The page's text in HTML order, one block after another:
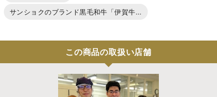
サンショクのブランド黒毛和牛「伊賀牛...
この商品の取扱い店舗